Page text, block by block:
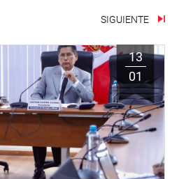
SIGUIENTE
13
01